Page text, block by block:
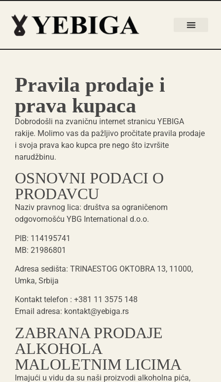
Pravila prodaje i
prava kupaca
Dobrodošli na zvaničnu internet stranicu YEBIGA
rakije. Molimo vas da pažljivo pročitate pravila prodaje
i svoja prava kao kupca pre nego što izvršite
narudžbinu.
OSNOVNI PODACI O
PRODAVCU
Naziv pravnog lica: društva sa ograničenom
odgovornošću YBG International d.o.o.
PIB: 114195741
MB: 21986801
Adresa sedišta: TRINAESTOG OKTOBRA 13, 11000,
Umka, Srbija
Kontakt telefon : +381 11 3575 148
Email adresa: kontakt@yebiga.rs
ZABRANA PRODAJE
ALKOHOLA
MALOLETNIM LICIMA
Imajući u vidu da su naši proizvodi alkoholna pića,